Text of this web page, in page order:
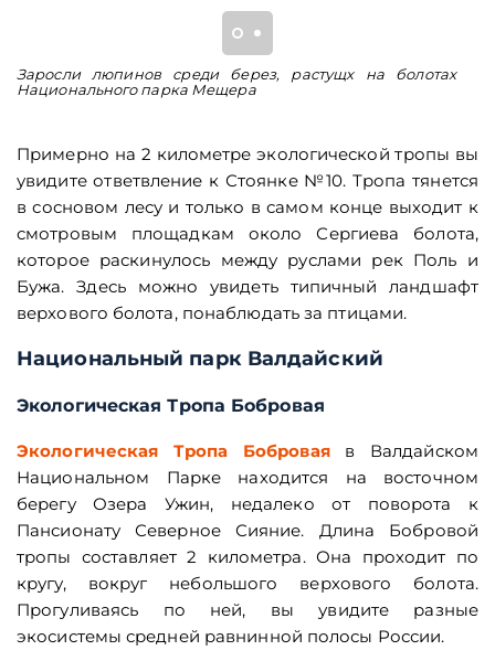
Заросли люпинов среди берез, растущх на болотах
Национального парка Мещера
Примерно на 2 километре экологической тропы вы
увидите ответвление к Стоянке №10. Тропа тянется
в сосновом лесу и только в самом конце выходит к
смотровым площадкам около Сергиева болота,
которое раскинулось между руслами рек Поль и
Бужа. Здесь можно увидеть типичный ландшафт
верхового болота, понаблюдать за птицами.
Национальный парк Валдайский
Экологическая Тропа Бобровая
Экологическая Тропа Боброваяв Валдайском
Национальном Парке находится на восточном
берегу Озера Ужин, недалеко от поворота к
Пансионату Северное Сияние. Длина Бобровой
тропы составляет 2 километра. Она проходит по
кругу, вокруг небольшого верхового болота.
Прогуливаясь по ней, вы увидите разные
экосистемы средней равнинной полосы России.